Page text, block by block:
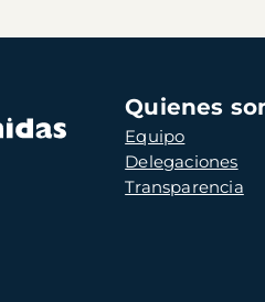
Navegación
principal
Quienes
Equipo
Delegaciones
Transparencia